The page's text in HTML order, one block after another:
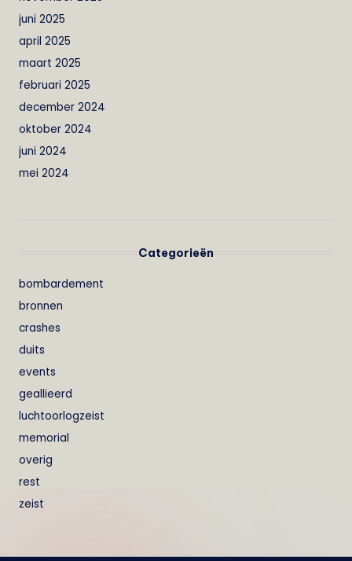
juni 2025
april 2025
maart 2025
februari 2025
december 2024
oktober 2024
juni 2024
mei 2024
Categorieën
bombardement
bronnen
crashes
duits
events
geallieerd
luchtoorlogzeist
memorial
overig
rest
zeist